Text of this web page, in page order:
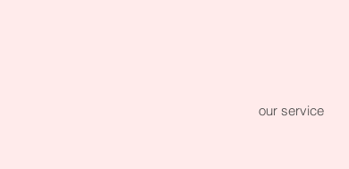
our service